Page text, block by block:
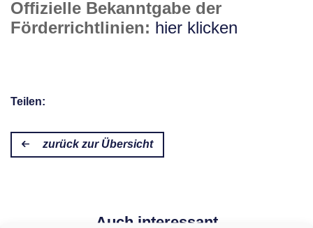
Offizielle Bekanntgabe der
Förderrichtlinien: hier klicken
Teilen:
zurück zur Übersicht
Auch interessant